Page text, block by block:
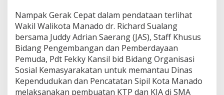
m
P
e
r
e
a
m
a
Nampak Gerak Cepat dalam pendataan terlihat
Wakil Walikota Manado dr. Richard Sualang
bersama Juddy Adrian Saerang (JAS), Staff Khusus
Bidang Pengembangan dan Pemberdayaan
Pemuda, Pdt Fekky Kansil bid Bidang Organisasi
Sosial Kemasyarakatan untuk memantau Dinas
Kependudukan dan Pencatatan Sipil Kota Manado
melaksanakan pembuatan KTP dan KIA di SMA